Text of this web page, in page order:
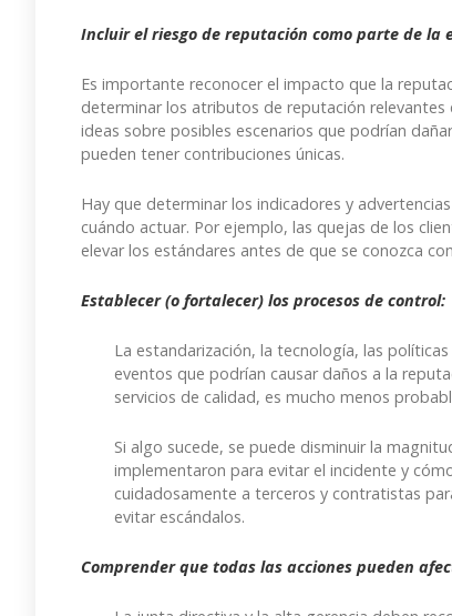
Incluir el riesgo de reputación como parte de la
Es importante reconocer el impacto que la
determinar los atributos de reputación relevantes
ideas sobre posibles escenarios que podrían
pueden tener contribuciones únicas.
Hay que determinar los indicadores y
cuándo actuar. Por ejemplo, las quejas de los
elevar los estándares antes de que se conozca
Establecer (o fortalecer) los procesos de control:
La estandarización, la tecnología, las
eventos que podrían causar daños a la
servicios de calidad, es mucho menos
Si algo sucede, se puede disminuir la
implementaron para evitar el incidente y
cuidadosamente a terceros y contratistas
evitar escándalos.
Comprender que todas las acciones pueden